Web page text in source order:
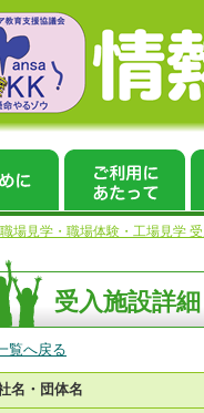
職場見学・職場体験・工場見学
受入施設詳細
覧へ戻る
名・団体名